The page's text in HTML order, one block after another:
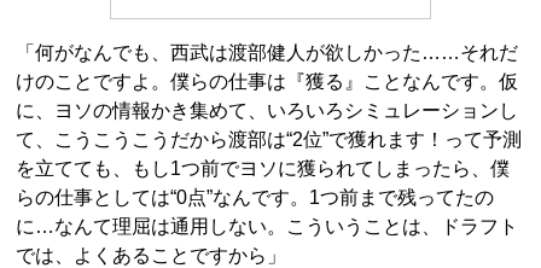
「何がなんでも、西武は渡部健人が欲しかった……それだ
けのことですよ。僕らの仕事は『獲る』ことなんです。仮
に、ヨソの情報かき集めて、いろいろシミュレーションし
て、こうこうこうだから渡部は“2位”で獲れます！って予測
を立てても、もし1つ前でヨソに獲られてしまったら、僕
らの仕事としては“0点”なんです。1つ前まで残ってたの
に…なんて理屈は通用しない。こういうことは、ドラフト
では、よくあることですから」